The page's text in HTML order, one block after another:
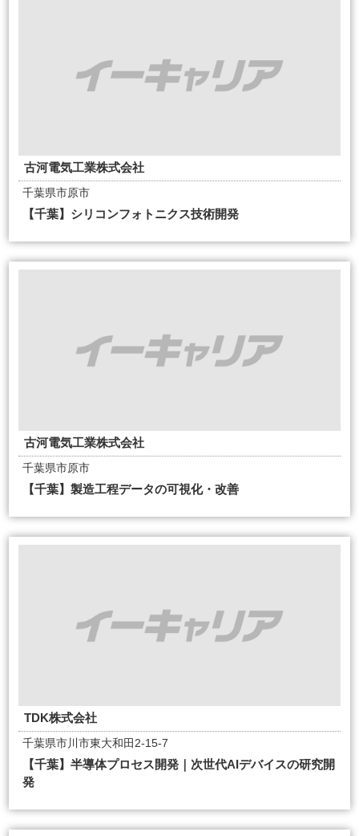
古河電気工業株式会社
千葉県市原市
【千葉】シリコンフォトニクス技術開発
古河電気工業株式会社
千葉県市原市
【千葉】製造工程データの可視化・改善
TDK株式会社
千葉県市川市東大和田2-15-7
【千葉】半導体プロセス開発｜次世代AIデバイスの研究開
発